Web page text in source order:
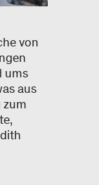
von
ums
aus
zum